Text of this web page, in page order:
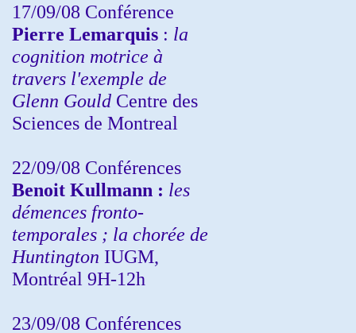
17/09/08 Conférence
Pierre Lemarquis : la
cognition motrice à
travers l'exemple de
Glenn Gould Centre des
Sciences de Montreal
22/09/08 Conférences
Benoit Kullmann : les
démences fronto-
temporales ; la chorée de
Huntington IUGM,
Montréal 9H-12h
23/09/08 Conférences